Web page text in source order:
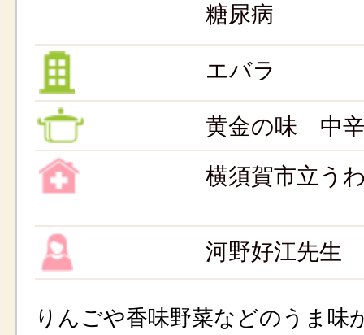
糖尿病
エバラ
黄金の味 中
横須賀市立う
河野好江先生
りんごや香味野菜などのうま味